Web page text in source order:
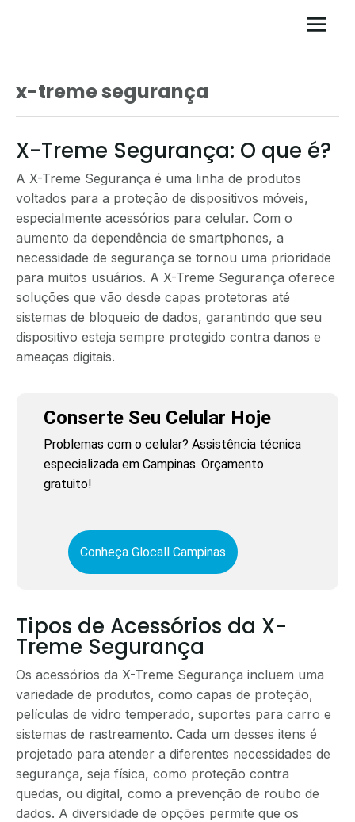
x-treme segurança
X-Treme Segurança: O que é?
A X-Treme Segurança é uma linha de produtos
voltados para a proteção de dispositivos móveis,
especialmente acessórios para celular. Com o
aumento da dependência de smartphones, a
necessidade de segurança se tornou uma prioridade
para muitos usuários. A X-Treme Segurança oferece
soluções que vão desde capas protetoras até
sistemas de bloqueio de dados, garantindo que seu
dispositivo esteja sempre protegido contra danos e
ameaças digitais.
Conserte Seu Celular Hoje
Problemas com o celular? Assistência técnica
especializada em Campinas. Orçamento
gratuito!
Conheça Glocall Campinas
Tipos de Acessórios da X-
Treme Segurança
Os acessórios da X-Treme Segurança incluem uma
variedade de produtos, como capas de proteção,
películas de vidro temperado, suportes para carro e
sistemas de rastreamento. Cada um desses itens é
projetado para atender a diferentes necessidades de
segurança, seja física, como proteção contra
quedas, ou digital, como a prevenção de roubo de
dados. A diversidade de opções permite que os